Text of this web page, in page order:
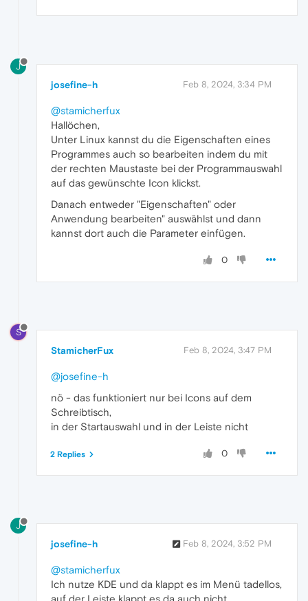
J
josefine-h Feb 8, 2024, 3:34 PM
@stamicherfux
Hallöchen,
Unter Linux kannst du die Eigenschaften eines
Programmes auch so bearbeiten indem du mit
der rechten Maustaste bei der Programmauswahl
auf das gewünschte Icon klickst.
Danach entweder "Eigenschaften" oder
Anwendung bearbeiten" auswählst und dann
kannst dort auch die Parameter einfügen.
0
S
StamicherFux Feb 8, 2024, 3:47 PM
@josefine-h
nö - das funktioniert nur bei Icons auf dem
Schreibtisch,
in der Startauswahl und in der Leiste nicht
0
2 Replies
J
josefine-h Feb 8, 2024, 3:52 PM
@stamicherfux
Ich nutze KDE und da klappt es im Menü tadellos,